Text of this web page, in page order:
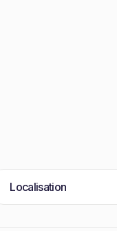
Localisation